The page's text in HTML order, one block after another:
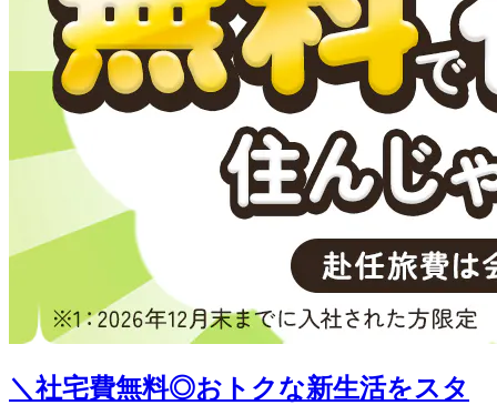
＼社宅費無料◎おトクな新生活をスタ